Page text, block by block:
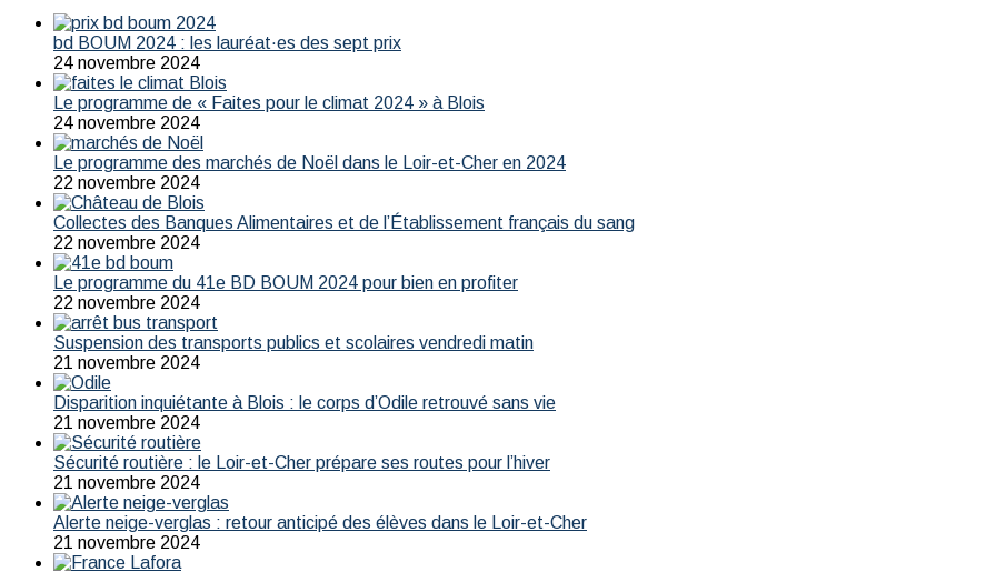
bd BOUM 2024 : les lauréat·es des sept prix
24 novembre 2024
Le programme de « Faites pour le climat 2024 » à Blois
24 novembre 2024
Le programme des marchés de Noël dans le Loir-et-Cher en 2024
22 novembre 2024
Collectes des Banques Alimentaires et de l’Établissement français du sang
22 novembre 2024
Le programme du 41e BD BOUM 2024 pour bien en profiter
22 novembre 2024
Suspension des transports publics et scolaires vendredi matin
21 novembre 2024
Disparition inquiétante à Blois : le corps d’Odile retrouvé sans vie
21 novembre 2024
Sécurité routière : le Loir-et-Cher prépare ses routes pour l’hiver
21 novembre 2024
Alerte neige-verglas : retour anticipé des élèves dans le Loir-et-Cher
21 novembre 2024